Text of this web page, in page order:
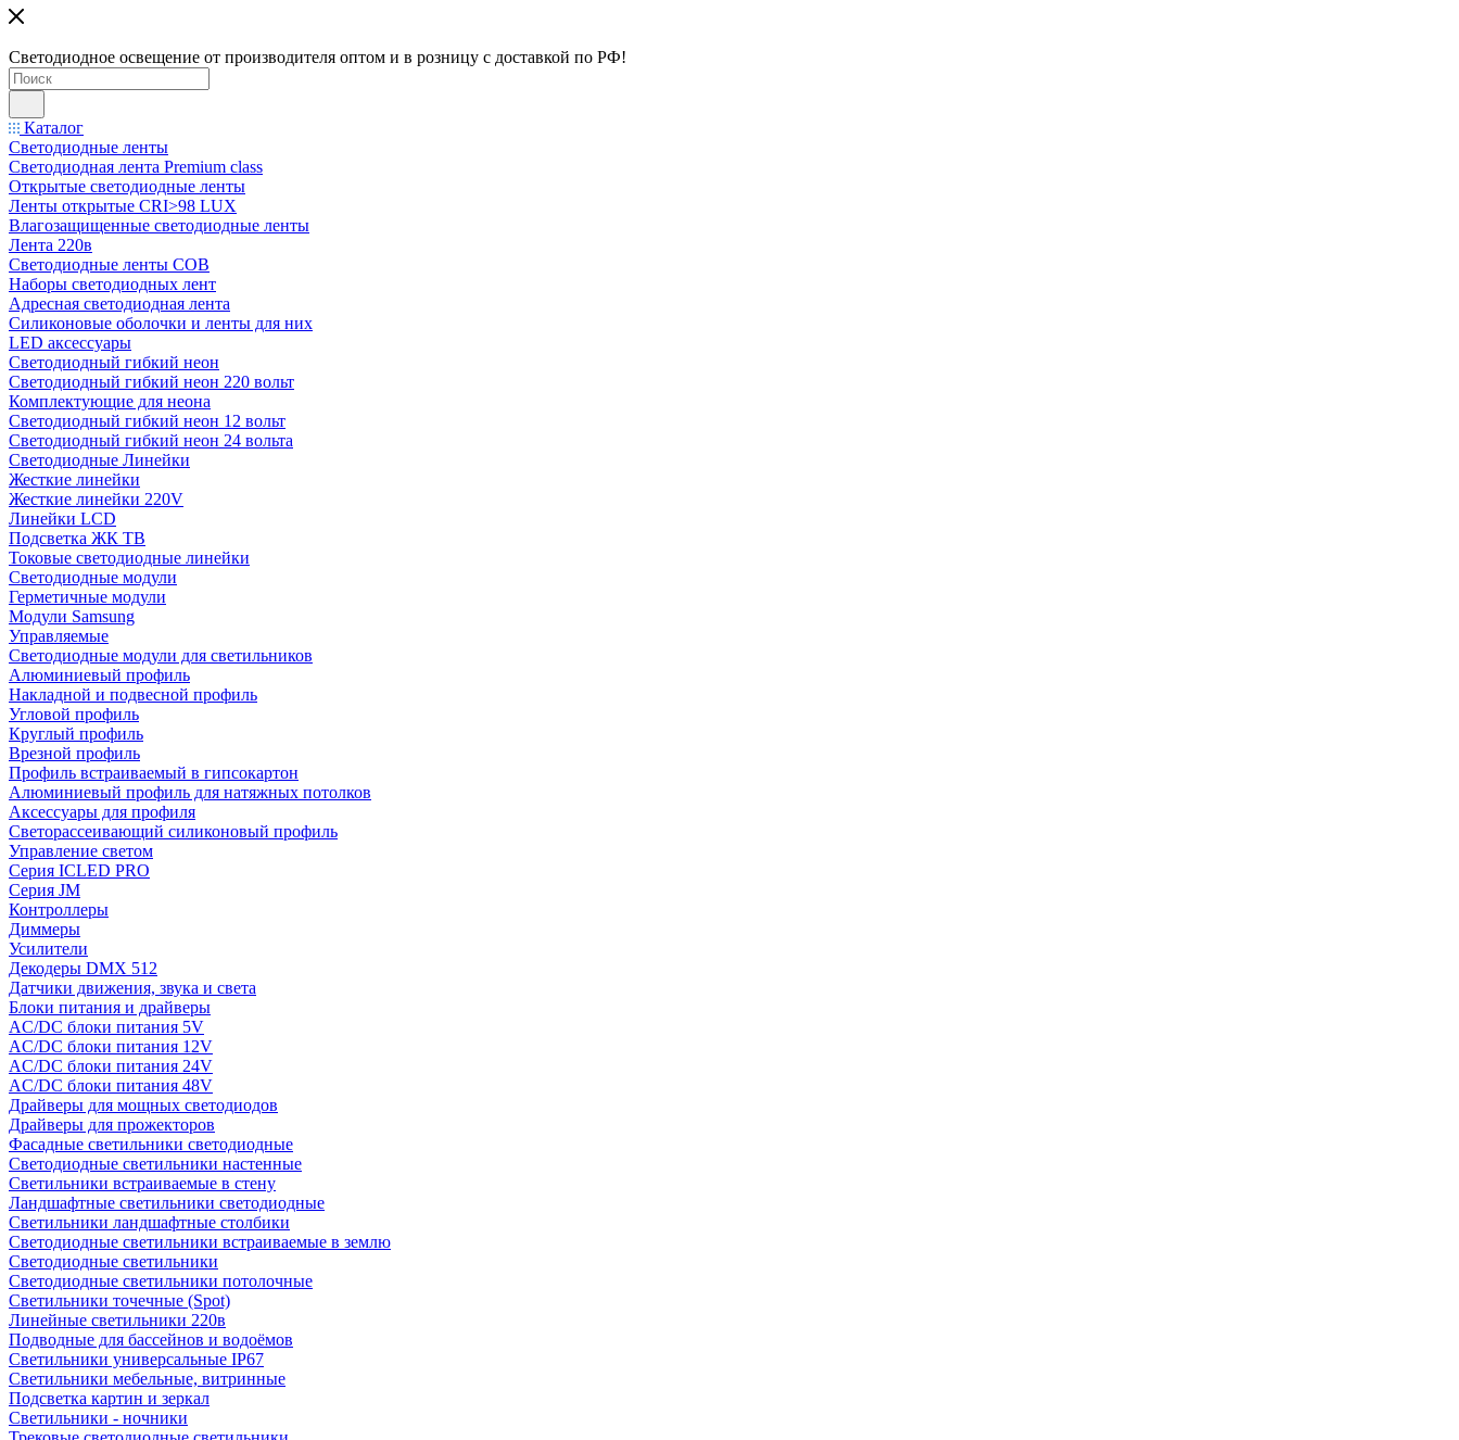
Светодиодное освещение от производителя оптом и в розницу с доставкой по РФ!
Каталог
Светодиодные ленты
Светодиодная лента Premium class
Открытые светодиодные ленты
Ленты открытые CRI>98 LUX
Влагозащищенные светодиодные ленты
Лента 220в
Светодиодные ленты COB
Наборы светодиодных лент
Адресная светодиодная лента
Силиконовые оболочки и ленты для них
LED аксессуары
Светодиодный гибкий неон
Светодиодный гибкий неон 220 вольт
Комплектующие для неона
Светодиодный гибкий неон 12 вольт
Светодиодный гибкий неон 24 вольта
Светодиодные Линейки
Жесткие линейки
Жесткие линейки 220V
Линейки LCD
Подсветка ЖК ТВ
Токовые светодиодные линейки
Светодиодные модули
Герметичные модули
Модули Samsung
Управляемые
Светодиодные модули для светильников
Алюминиевый профиль
Накладной и подвесной профиль
Угловой профиль
Круглый профиль
Врезной профиль
Профиль встраиваемый в гипсокартон
Алюминиевый профиль для натяжных потолков
Аксессуары для профиля
Светорассеивающий силиконовый профиль
Управление светом
Серия ICLED PRO
Серия JM
Контроллеры
Диммеры
Усилители
Декодеры DMX 512
Датчики движения, звука и света
Блоки питания и драйверы
AC/DC блоки питания 5V
AC/DC блоки питания 12V
AC/DC блоки питания 24V
AC/DC блоки питания 48V
Драйверы для мощных светодиодов
Драйверы для прожекторов
Фасадные светильники светодиодные
Светодиодные светильники настенные
Светильники встраиваемые в стену
Ландшафтные светильники светодиодные
Светильники ландшафтные столбики
Светодиодные светильники встраиваемые в землю
Светодиодные светильники
Светодиодные светильники потолочные
Светильники точечные (Spot)
Линейные светильники 220в
Подводные для бассейнов и водоёмов
Светильники универсальные IP67
Светильники мебельные, витринные
Подсветка картин и зеркал
Светильники - ночники